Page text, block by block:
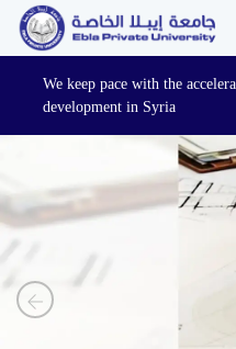
We keep pace with the
development in Syria
Previous